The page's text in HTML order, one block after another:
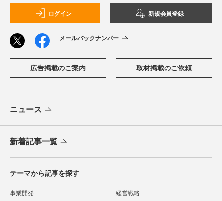
ログイン 新規会員登録
メールバックナンバー
広告掲載のご案内 取材掲載のご依頼
ニュース
新着記事一覧
テーマから記事を探す
事業開発 経営戦略